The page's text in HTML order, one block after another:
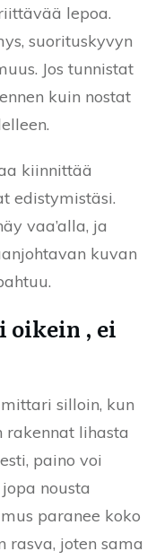
lepoa.
suorituskyvyn
Jos tunnistat
kuin nostat
kiinnittää
edistymistäsi.
vaa’alla, ja
kuvan
oikein , ei
silloin, kun
rakennat lihasta
paino voi
nousta
paranee koko
rasva, joten sama